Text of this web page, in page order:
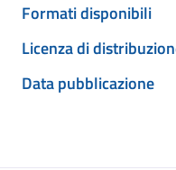
Formati disponibili
Licenza di
Data pubblicazione